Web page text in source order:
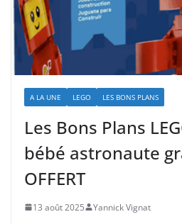
A LA UNE LEGO LES BONS PLANS
Les Bons Plans
bébé astronaute
OFFERT
13 août 2025 Yannick Vignat